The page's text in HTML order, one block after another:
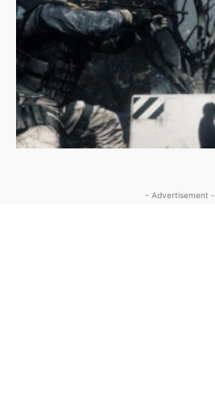
- Advertisement -